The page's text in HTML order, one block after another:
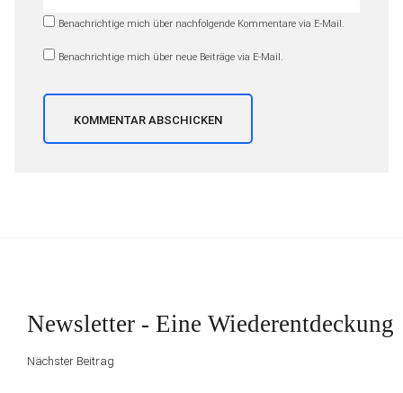
Benachrichtige mich über nachfolgende Kommentare via E-Mail.
Benachrichtige mich über neue Beiträge via E-Mail.
Nächster
Beitrag
Newsletter - Eine Wiederentdeckung
Nächster Beitrag